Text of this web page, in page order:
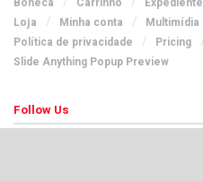
Loja
Minha conta Multimídia
Política de privacidade
Pricing
Slide Anything Popup Preview
Follow Us